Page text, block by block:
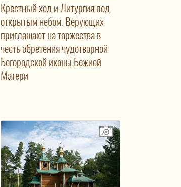
Крестный ход и Литургия под
открытым небом. Верующих
приглашают на торжества в
честь обретения чудотворной
Богородской иконы Божией
Матери